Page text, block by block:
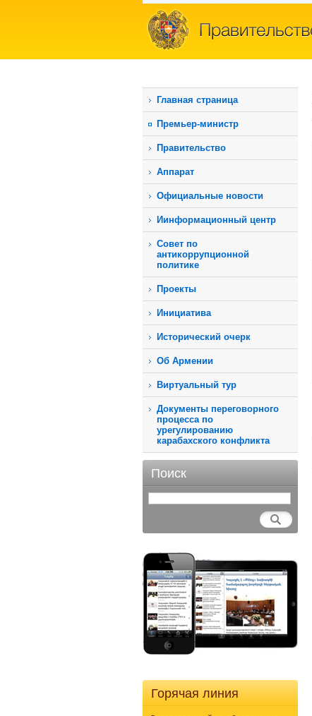
Главная страница
Премьер-министр
Правительство
Аппарат
Официальные новости
Иинформационный центр
Совет по
антикоррупционной
политике
Проекты
Инициатива
Исторический очерк
Об Армении
Виртуальный тур
Документы переговорного
процесса по
урегулированию
карабахского конфликта
Поиск
Горячая линия